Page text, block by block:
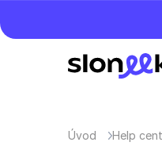
Úvod Help